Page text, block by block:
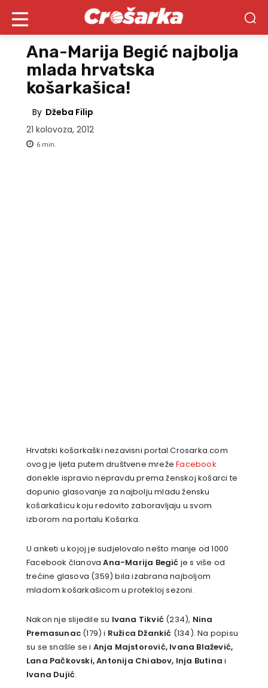
Ana-Marija Begić najbolja
mlada hrvatska
košarkašica!
By Džeba Filip
21 kolovoza, 2012
6 min.
Hrvatski košarkaški nezavisni portal Crosarka.com
ovog je ljeta putem društvene mrežeFacebook
donekle ispravio nepravdu prema ženskoj košarci te
dopunio glasovanje za najbolju mladu žensku
košarkašicu koju redovito zaboravljaju u svom
izborom na portalu Košarka.
U anketi u kojoj je sudjelovalo nešto manje od 1000
Facebook članovaAna-Marija Begić je s više od
trećine glasova (359) bila izabrana najboljom
mladom košarkašicom u protekloj sezoni.
Nakon nje slijedile su Ivana Tikvić (234), Nina
Premasunac (179) i Ružica Džankić (134). Na popisu
su se snašle se i Anja Majstorović, Ivana Blažević,
Lana Pačkovski, Antonija Chiabov, Inja Butina i
Ivana Dujić.